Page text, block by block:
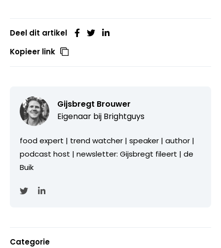
Deel dit artikel
Kopieer link
Gijsbregt Brouwer
Eigenaar bij Brightguys
food expert | trend watcher | speaker | author |
podcast host | newsletter: Gijsbregt fileert | de
Buik
Categorie